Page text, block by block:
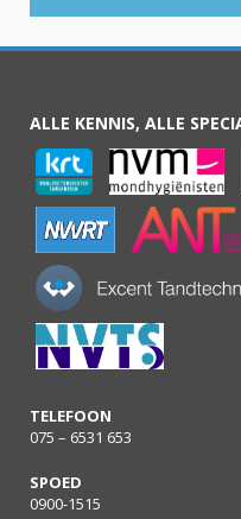
ALLE KENNIS, ALLE
TELEFOON
075 – 6531 653
SPOED
0900-1515